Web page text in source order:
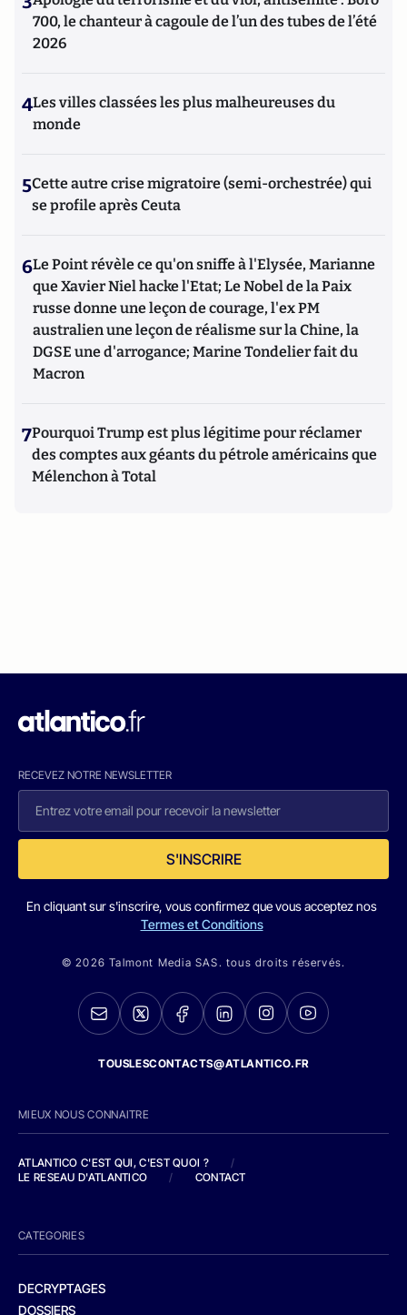
700, le chanteur à cagoule de l’un des tubes de l’été
2026
4Les villes classées les plus malheureuses du
monde
5Cette autre crise migratoire (semi-orchestrée) qui
se profile après Ceuta
6Le Point révèle ce qu'on sniffe à l'Elysée, Marianne
que Xavier Niel hacke l'Etat; Le Nobel de la Paix
russe donne une leçon de courage, l'ex PM
australien une leçon de réalisme sur la Chine, la
DGSE une d'arrogance; Marine Tondelier fait du
Macron
7Pourquoi Trump est plus légitime pour réclamer
des comptes aux géants du pétrole américains que
Mélenchon à Total
RECEVEZ NOTRE NEWSLETTER
S'INSCRIRE
En cliquant sur s'inscrire, vous confirmez que vous acceptez nos
Termes et Conditions
© 2026 Talmont Media SAS. tous droits réservés.
TOUSLESCONTACTS@ATLANTICO.FR
MIEUX NOUS CONNAITRE
ATLANTICO C'EST QUI, C'EST QUOI ?
/
LE RESEAU D'ATLANTICO
/ CONTACT
CATEGORIES
DECRYPTAGES
DOSSIERS